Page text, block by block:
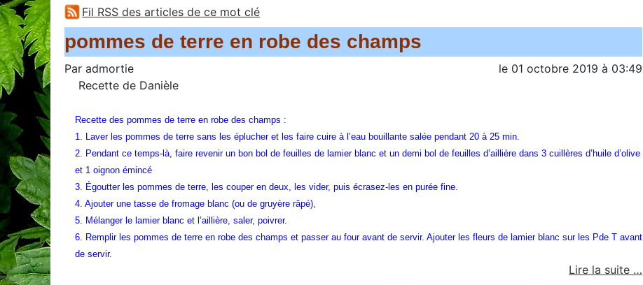
Fil RSS des articles de ce mot clé
pommes de terre en robe des champs
Par admortie le 01 octobre 2019 à 03:49
Recette de Danièle
Recette des pommes de terre en robe des champs :
1. Laver les pommes de terre sans les éplucher et les faire cuire à l’eau bouillante salée pendant 20 à 25 min.
2. Pendant ce temps-là, faire revenir un bon bol de feuilles de lamier blanc et un demi bol de feuilles d’aillière dans 3 cuillères d’huile d’olive
et 1 oignon émincé
3. Égoutter les pommes de terre, les couper en deux, les vider, puis écrasez-les en purée fine.
4. Ajouter une tasse de fromage blanc (ou de gruyère râpé),
5. Mélanger le lamier blanc et l’aillière, saler, poivrer.
6. Remplir les pommes de terre en robe des champs et passer au four avant de servir. Ajouter les fleurs de lamier blanc sur les Pde T avant
de servir.
Lire la suite …